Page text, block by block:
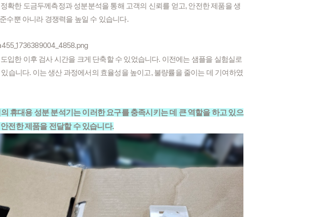
확한 도금두께측정과 성분분석을 통해 고객의 신뢰를 얻고, 안전한 제품을 생
수뿐 아니라 경쟁력을 높일 수 있습니다.
입한 이후 검사 시간을 크게 단축할 수 있었습니다. 이전에는 샘플을 실험실로
습니다. 이는 생산 과정에서의 효율성을 높이고, 불량률을 줄이는 데 기여하였
휴대용 성분 분석기는 이러한 요구를 충족시키는 데 큰 역할을 하고 있으
전한 제품을 전달할 수 있습니다.